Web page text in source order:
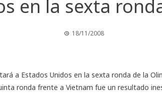
en la sexta
18/11/2008
a Estados Unidos en la sexta ronda de la
ronda frente a Vietnam fue un resultado